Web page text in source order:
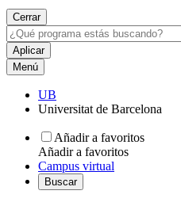
Cerrar
Menú
UB
Universitat de Barcelona
Añadir a favoritos
Añadir a favoritos
Campus virtual
Buscar